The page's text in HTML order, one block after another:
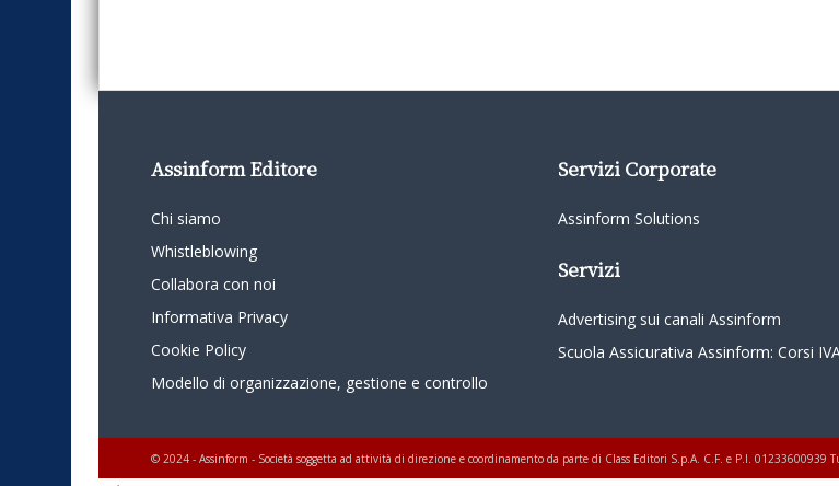
Assinform Editore
Chi siamo
Whistleblowing
Collabora con noi
Informativa Privacy
Cookie Policy
Modello di organizzazione, gestione e controllo
Servizi Corporate
Assinform Solutions
Servizi
Advertising sui canali Assinform
Scuola Assicurativa Assinform: Corsi
© 2024 - Assinform - Società soggetta ad attività di direzione e coordinamento da parte di Class Editori S.p.A. C.F. e P.I.